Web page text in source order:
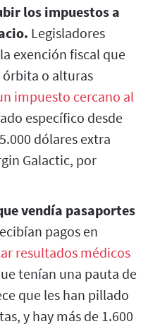
los impuestos a
Legisladores
exención fiscal que
o alturas
impuesto cercano al
específico desde
dólares extra
Galactic, por
vendía pasaportes
pagos en
resultados médicos
tenían una pauta de
que les han pillado
y hay más de 1.600